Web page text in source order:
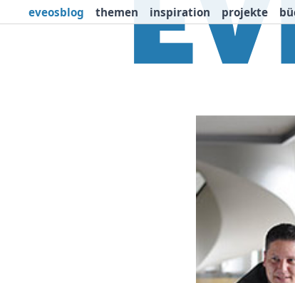
eveosblog themen inspiration projekte
Projekte